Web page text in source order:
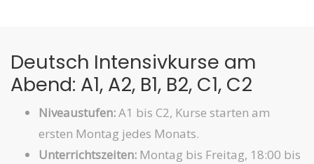
Deutsch Intensivkurse am
Abend: A1, A2, B1, B2, C1, C2
Niveaustufen:A1 bis C2, Kurse starten am
ersten Montag jedes Monats.
Unterrichtszeiten:Montag bis Freitag, 18:00 bis